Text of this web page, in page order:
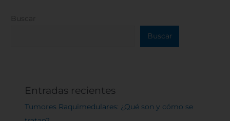
Buscar
Buscar
Entradas recientes
Tumores Raquimedulares: ¿Qué son y cómo se